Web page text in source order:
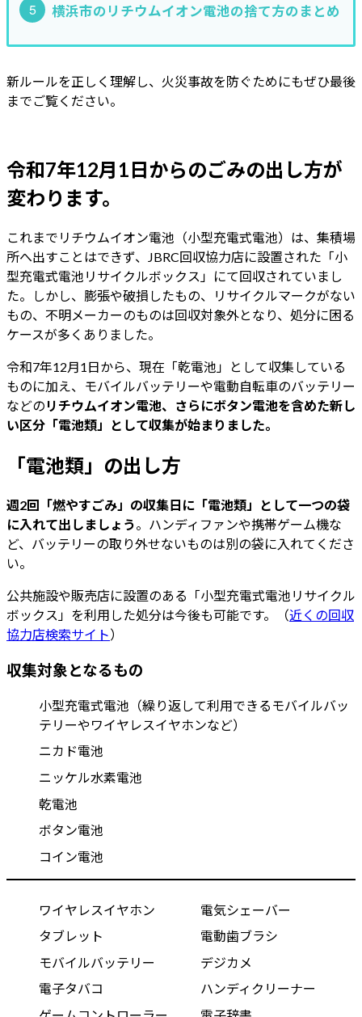
横浜市のリチウムイオン電池の捨て方のまとめ
新ルールを正しく理解し、火災事故を防ぐためにもぜひ最後
までご覧ください。
令和7年12月1日からのごみの出し方が
変わります。
これまでリチウムイオン電池（小型充電式電池）は、集積場
所へ出すことはできず、JBRC回収協力店に設置された「小
型充電式電池リサイクルボックス」にて回収されていまし
た。しかし、膨張や破損したもの、リサイクルマークがない
もの、不明メーカーのものは回収対象外となり、処分に困る
ケースが多くありました。
令和7年12月1日から、現在「乾電池」として収集している
ものに加え、モバイルバッテリーや電動自転車のバッテリー
などの リチウムイオン電池、さらにボタン電池を含めた新し
い区分「電池類」として収集が始まりました。
「電池類」の出し方
週2回「燃やすごみ」の収集日に「電池類」として一つの袋
に入れて出しましょう。ハンディファンや携帯ゲーム機な
ど、バッテリーの取り外せないものは別の袋に入れてくださ
い。
公共施設や販売店に設置のある「小型充電式電池リサイクル
ボックス」を利用した処分は今後も可能です。（近くの回収
協力店検索サイト）
収集対象となるもの
小型充電式電池（繰り返して利用できるモバイルバッ
テリーやワイヤレスイヤホンなど）
ニカド電池
ニッケル水素電池
乾電池
ボタン電池
コイン電池
ワイヤレスイヤホン
タブレット
モバイルバッテリー
電子タバコ
電気シェーバー
電動歯ブラシ
デジカメ
ハンディクリーナー